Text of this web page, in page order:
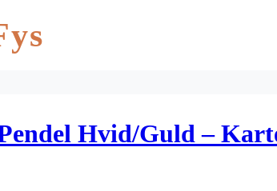
Hvid/Guld –